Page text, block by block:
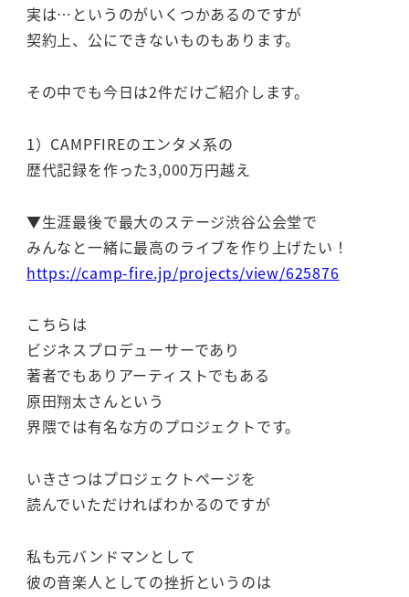
実は…というのがいくつかあるのですが
契約上、公にできないものもあります。
その中でも今日は2件だけご紹介します。
1）CAMPFIREのエンタメ系の
歴代記録を作った3,000万円越え
▼生涯最後で最大のステージ渋谷公会堂で
みんなと一緒に最高のライブを作り上げたい！
https://camp-fire.jp/projects/view/625876
こちらは
ビジネスプロデューサーであり
著者でもありアーティストでもある
原田翔太さんという
界隈では有名な方のプロジェクトです。
いきさつはプロジェクトページを
読んでいただければわかるのですが
私も元バンドマンとして
彼の音楽人としての挫折というのは